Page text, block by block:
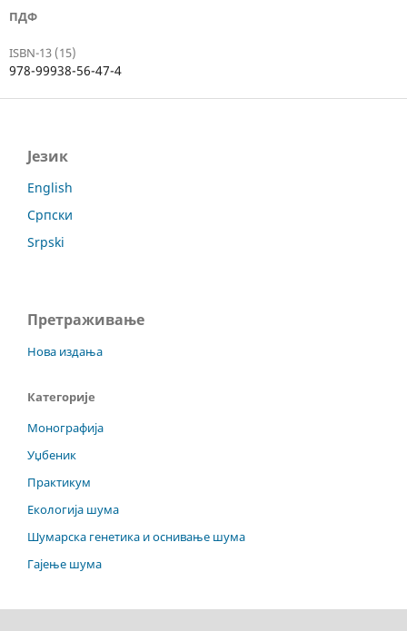
ПДФ
ISBN-13 (15)
978-99938-56-47-4
Језик
English
Српски
Srpski
Претраживање
Нова издања
Категорије
Монографија
Уџбеник
Практикум
Екологија шума
Шумарска генетика и оснивање шума
Гајење шума